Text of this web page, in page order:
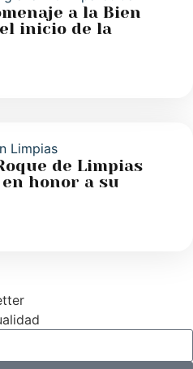
a la Bien
inicio de la
de Limpias
honor a su